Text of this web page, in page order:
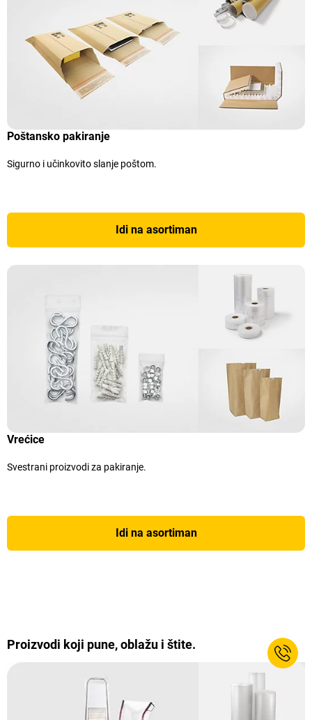
Poštansko pakiranje
Sigurno i učinkovito slanje poštom.
Idi na asortiman
Vrećice
Svestrani proizvodi za pakiranje.
Idi na asortiman
Proizvodi koji pune, oblažu i štite.